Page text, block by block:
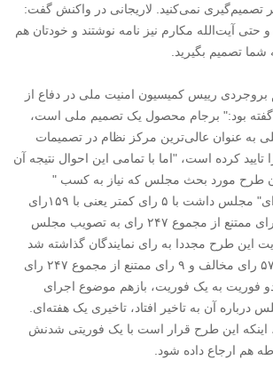
تصمیم‌گیری نمی‌کنید. لاریجانی در واکنش گفت:
حتی آیت‌الله مکارم نیز نامه نوشتند و خودتان هم
شما تصمیم بگیرید.
رییس کمیسیون امنیت ملی در دفاع از
بود:" برجام محصول یک تصمیم ملی است،
به عنوان عالی‌ترین مرکز نظام در تصمیمات
کرده است، "اما با تمامی این احوال نتیجه آن
طرح مورد بحث مجلس که نیاز به کسب "
دوسوم به علاوه یک رای" مجلس داشت با ۵ رای کمتر یعنی با ۱۵۹رای
این طرح مجددا به رای نمایندگان گذاشته شد
که با ۱۶۸رای موافق ۵۷ رای مخالف و ۹ رای ممتنع از مجموع ۲۴۷ رای
دو فوریت به یک فوریت، بازهم موضوع اجرای
درباره آن به تاخیر افتاد، تاخیری یک هفته‌ای.
اینکه این طرح قرار است با یک فوریتی شدنش
هم ارجاع داده شود.